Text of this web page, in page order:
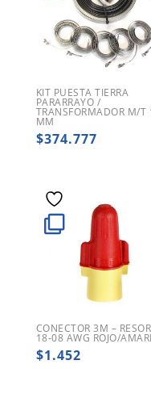
KIT PUESTA TIERRA
PARARRAYO /
TRANSFORMADOR M/T
MM
$374.777
CONECTOR 3M –
18-08 AWG ROJO/
$1.452